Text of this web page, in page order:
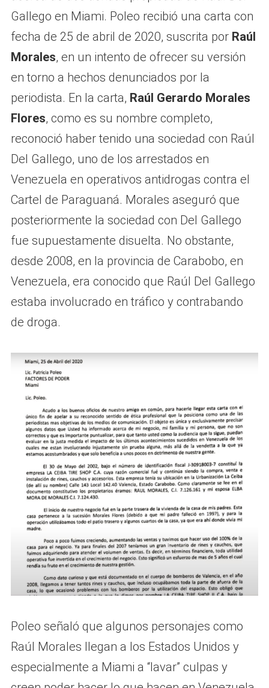
Gallego en Miami. Poleo recibió una carta con
fecha de 25 de abril de 2020, suscrita por Raúl
Morales, en un intento de ofrecer su versión
en torno a hechos denunciados por la
periodista. En la carta, Raúl Gerardo Morales
Flores, como es su nombre completo,
reconoció haber tenido una sociedad con Raúl
Del Gallego, uno de los arrestados en
Venezuela en operativos antidrogas contra el
Cartel de Paraguaná. Morales aseguró que
posteriormente la sociedad con Del Gallego
fue supuestamente disuelta. No obstante,
desde 2008, en la provincia de Carabobo, en
Venezuela, era conocido que Raúl Del Gallego
estaba involucrado en tráfico y contrabando
de droga.
Poleo señaló que algunos personajes como
Raúl Morales llegan a los Estados Unidos y
especialmente a Miami a “lavar” culpas y